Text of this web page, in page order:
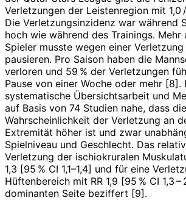
Verletzungen der Leistenregion mit 1,0
Die Verletzungsinzidenz war während
hoch wie während des Trainings.
Spieler musste wegen einer
pausieren. Pro Saison haben die
verloren und 59 % der Verletzungen
Pause von einer Woche oder mehr [8].
systematische Übersichtsarbeit und
auf Basis von 74 Studien nahe, dass die
Wahrscheinlichkeit der Verletzung an
Extremität höher ist und zwar
Spielniveau und Geschlecht. Das
Verletzung der ischiokruralen
1,3 [95 % CI 1,1–1,4] und für eine
Hüften­bereich mit RR 1,9 [95 % CI 1,3
dominanten Seite beziffert [9].